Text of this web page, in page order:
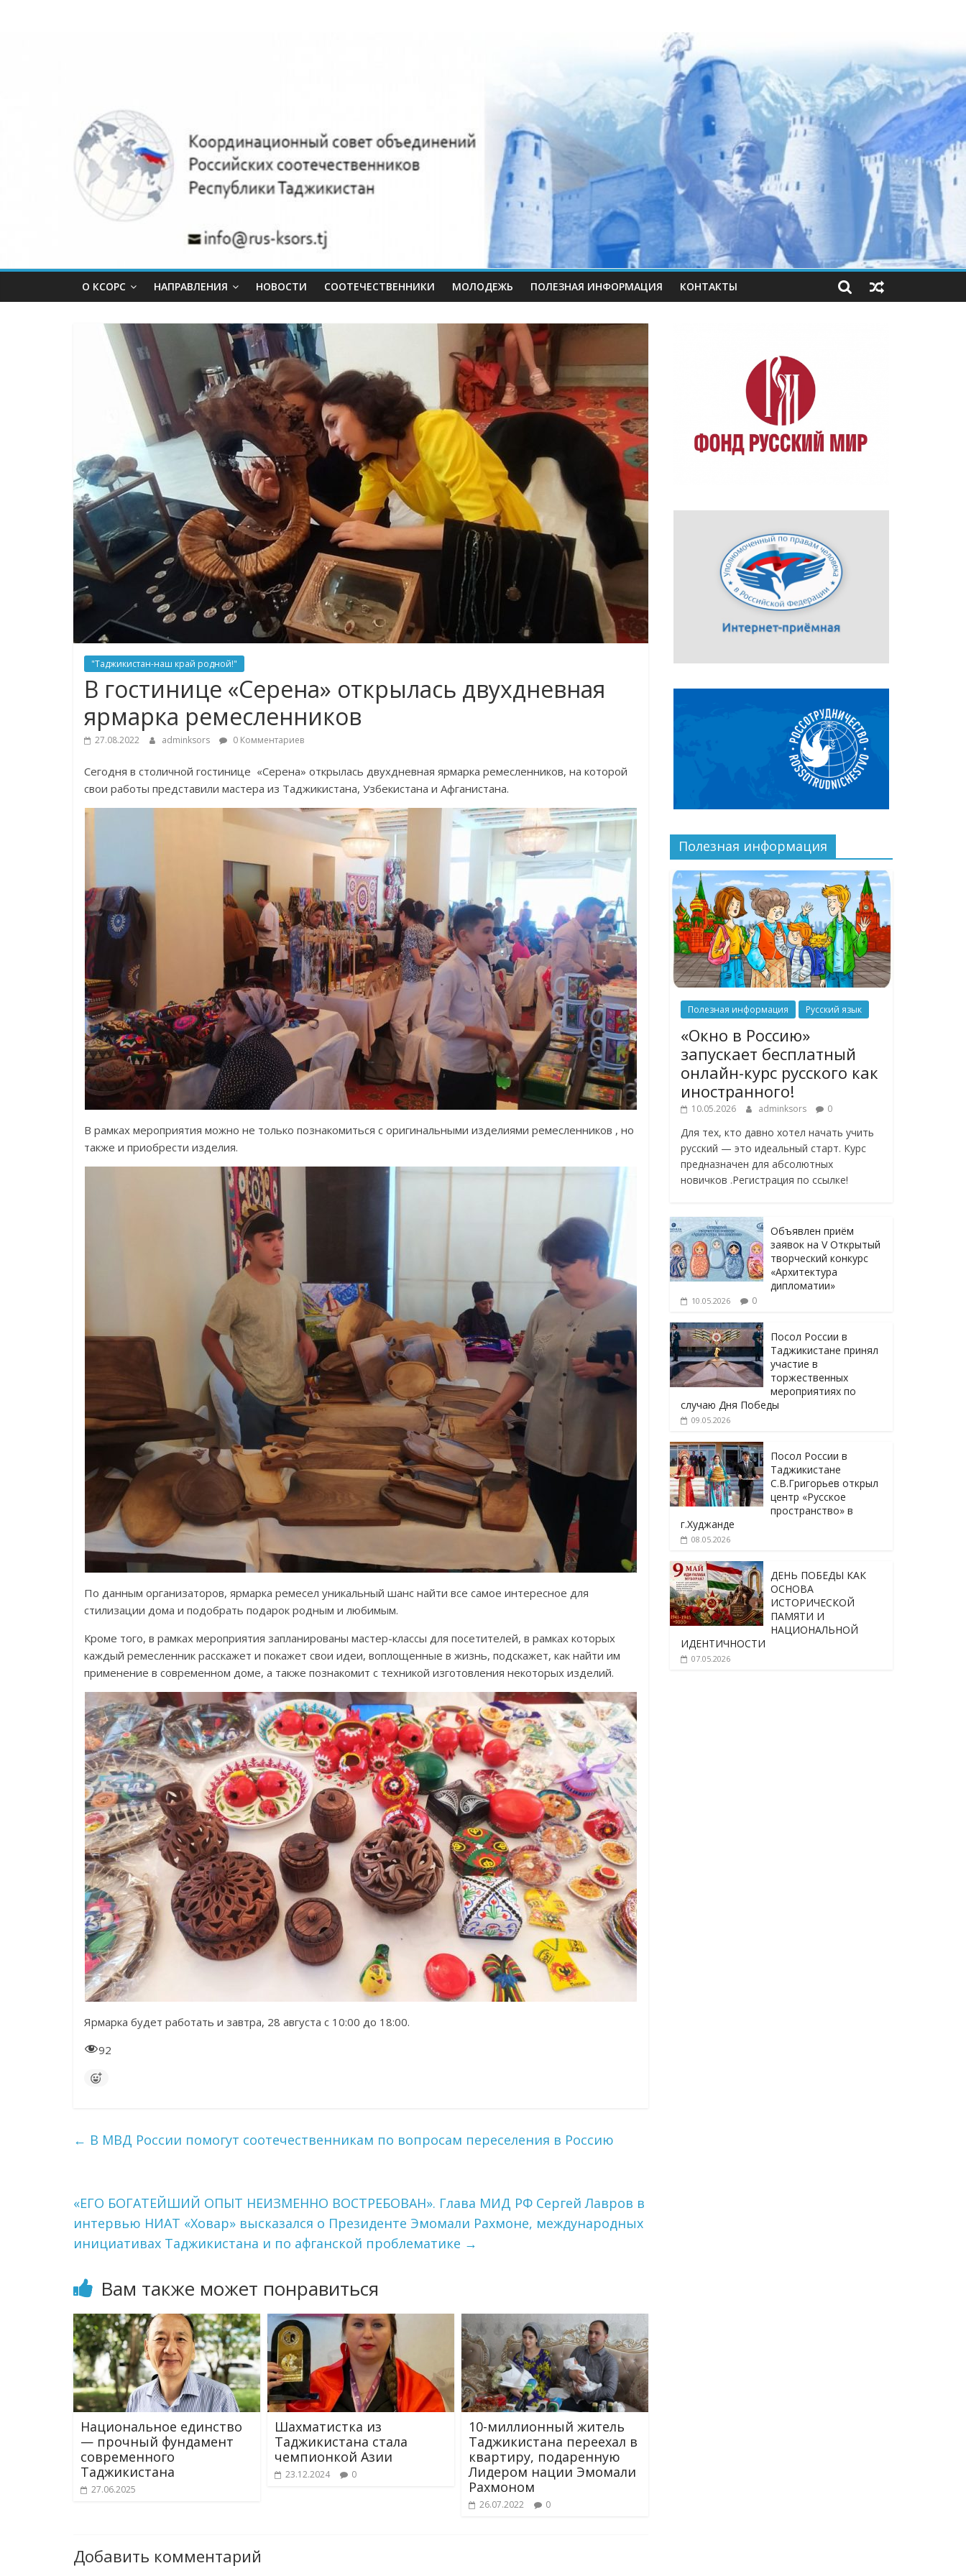
объединений
российских
соотечественников
Республики
Таджикистан.
О КСОРС НАПРАВЛЕНИЯ НОВОСТИ СООТЕЧЕСТВЕННИКИ МОЛОДЕЖЬ ПОЛЕЗНАЯ ИНФОРМАЦИЯ КОНТАКТЫ
"Таджикистан-наш край родной!"
В гостинице «Серена» открылась двухдневная
ярмарка ремесленников
27.08.2022 adminksors 0 Комментариев
Сегодня в столичной гостинице «Серена» открылась двухдневная ярмарка ремесленников, на которой
свои работы представили мастера из Таджикистана, Узбекистана и Афганистана.
В рамках мероприятия можно не только познакомиться с оригинальными изделиями ремесленников , но
также и приобрести изделия.
По данным организаторов, ярмарка ремесел уникальный шанс найти все самое интересное для
стилизации дома и подобрать подарок родным и любимым.
Кроме того, в рамках мероприятия запланированы мастер-классы для посетителей, в рамках которых
каждый ремесленник расскажет и покажет свои идеи, воплощенные в жизнь, подскажет, как найти им
применение в современном доме, а также познакомит с техникой изготовления некоторых изделий.
Ярмарка будет работать и завтра, 28 августа с 10:00 до 18:00.
92
← В МВД России помогут соотечественникам по вопросам переселения в Россию
«ЕГО БОГАТЕЙШИЙ ОПЫТ НЕИЗМЕННО ВОСТРЕБОВАН». Глава МИД РФ Сергей Лавров в
интервью НИАТ «Ховар» высказался о Президенте Эмомали Рахмоне, международных
инициативах Таджикистана и по афганской проблематике →
Вам также может понравиться
Национальное единство
— прочный фундамент
современного
Таджикистана
27.06.2025
Шахматистка из
Таджикистана стала
чемпионкой Азии
23.12.2024 0
10-миллионный житель
Таджикистана переехал в
квартиру, подаренную
Лидером нации Эмомали
Рахмоном
26.07.2022 0
Добавить комментарий
Полезная информация
Полезная информация Русский язык
«Окно в Россию»
запускает бесплатный
онлайн-курс русского как
иностранного!
10.05.2026 adminksors 0
Для тех, кто давно хотел начать учить
русский — это идеальный старт. Курс
предназначен для абсолютных
новичков .Регистрация по ссылке!
Объявлен приём
заявок на V Открытый
творческий конкурс
«Архитектура
дипломатии»
10.05.2026 0
Посол России в
Таджикистане принял
участие в
торжественных
мероприятиях по
случаю Дня Победы
09.05.2026
Посол России в
Таджикистане
С.В.Григорьев открыл
центр «Русское
пространство» в
г.Худжанде
08.05.2026
ДЕНЬ ПОБЕДЫ КАК
ОСНОВА
ИСТОРИЧЕСКОЙ
ПАМЯТИ И
НАЦИОНАЛЬНОЙ
ИДЕНТИЧНОСТИ
07.05.2026